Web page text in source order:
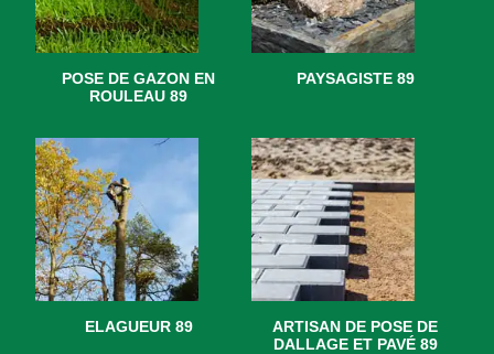
POSE DE GAZON EN
ROULEAU 89
PAYSAGISTE 89
ELAGUEUR 89
ARTISAN DE POSE DE
DALLAGE ET PAVÉ 89